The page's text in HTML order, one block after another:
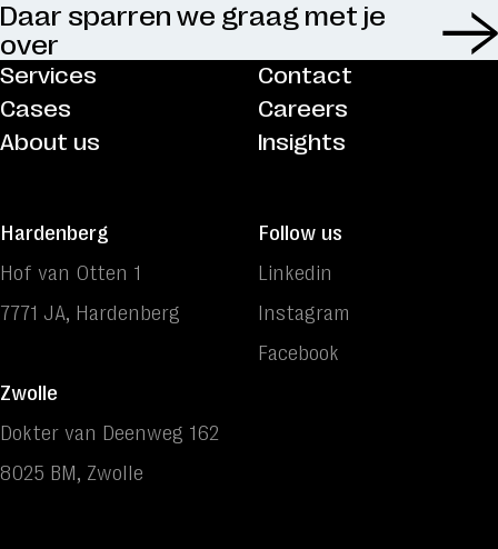
Daar sparren we graag met je
over
Services
Cases
About us
Contact
Careers
Insights
Hardenberg
Hof van Otten 1
7771 JA, Hardenberg
Zwolle
Dokter van Deenweg 162
8025 BM, Zwolle
Follow us
Linkedin
Instagram
Facebook
Het is vrijdag :)